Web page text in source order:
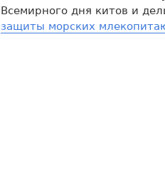
Всемирного дня китов и
защиты морских